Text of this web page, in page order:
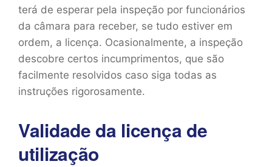
terá de esperar pela inspeção por funcionários
da câmara para receber, se tudo estiver em
ordem, a licença. Ocasionalmente, a inspeção
descobre certos incumprimentos, que são
facilmente resolvidos caso siga todas as
instruções rigorosamente.
Validade da licença de
utilização